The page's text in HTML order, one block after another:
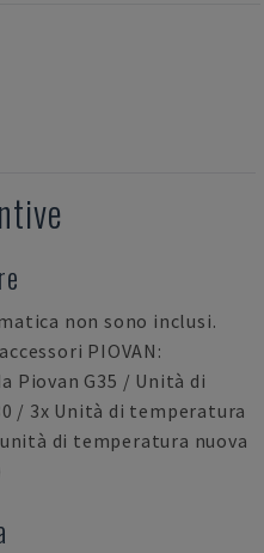
non sono inclusi.
PIOVAN:
Piovan G35 / Unità di
/ 3x Unità di temperatura
di temperatura nuova